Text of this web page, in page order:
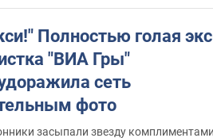
Полностью голая
"ВИА Гры"
сеть
фото
засыпали звезду комплиментами